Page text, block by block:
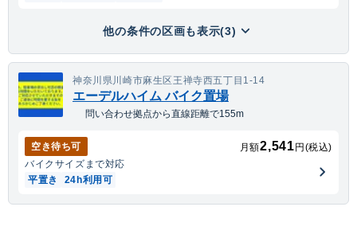
他の条件の区画も表示(3)
神奈川県川崎市麻生区王禅寺西五丁目1-14
エーデルハイム バイク置場
問い合わせ拠点から直線距離で155m
空き待ち可 月額2,541 円(税込)
バイク サイズまで対応
平置き
24h利用可